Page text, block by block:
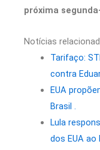
próxima
Notícias
Tarifaço:
contra
EUA
Brasil .
Lula
dos EUA ao